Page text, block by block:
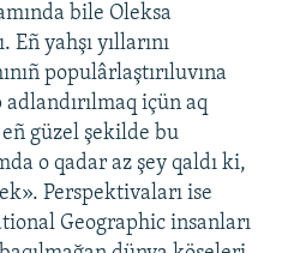
bile Oleksa
Eñ yahşı yıllarını
populârlaştırıluvına
adlandırılmaq içün aq
eñ güzel şekilde bu
o qadar az şey qaldı ki,
Perspektivaları ise
Geographic insanları